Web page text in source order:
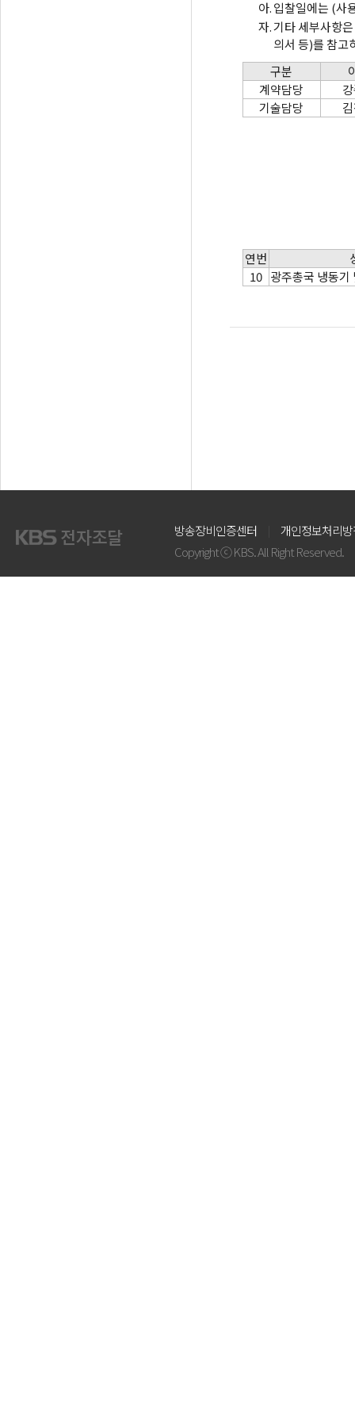
아.입찰일에는 (사
자.기타 세부사항
의서 등)를 참고
구분
계약담당
기술담당
연번
10 광주총국 냉동기
방송장비인증센터
개인정보처리
Copyright ⓒ KBS. All Right Reserved.